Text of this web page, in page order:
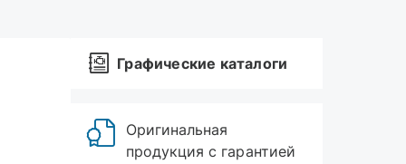
Графические каталоги
Оригинальная
продукция с гарантией